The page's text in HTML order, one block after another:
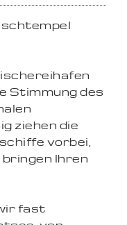
Stimmung des
ziehen die
vorbei,
Ihren
fast